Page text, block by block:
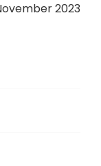
2023